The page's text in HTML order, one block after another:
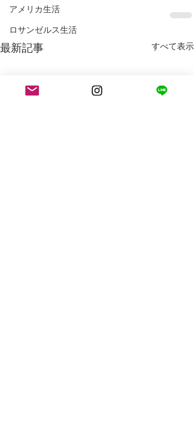
アメリカ生活
ロサンゼルス生活
最新記事 すべて表示